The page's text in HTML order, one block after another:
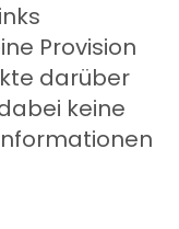
Provision
darüber
keine